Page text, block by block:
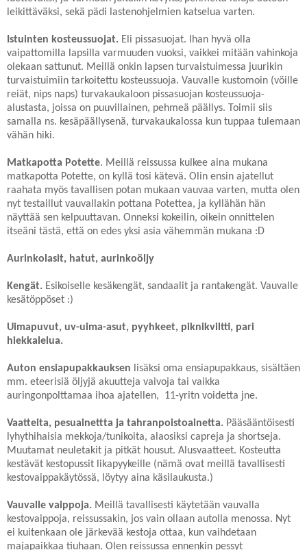
leikittäväksi, sekä pädi lastenohjelmien katselua varten.
Istuinten kosteussuojat. Eli pissasuojat. Ihan hyvä olla
vaipattomilla lapsilla varmuuden vuoksi, vaikkei mitään vahinkoja
olekaan sattunut. Meillä onkin lapsen turvaistuimessa juurikin
turvaistuimiin tarkoitettu kosteussuoja. Vauvalle kustomoin (vöille
reiät, nips naps) turvakaukaloon pissasuojan kosteussuoja-
alustasta, joissa on puuvillainen, pehmeä päällys. Toimii siis
samalla ns. kesäpäällysenä, turvakaukalossa kun tuppaa tulemaan
vähän hiki.
Matkapotta Potette. Meillä reissussa kulkee aina mukana
matkapotta Potette, on kyllä tosi kätevä. Olin ensin ajatellut
raahata myös tavallisen potan mukaan vauvaa varten, mutta olen
nyt testaillut vauvallakin pottana Potettea, ja kyllähän hän
näyttää sen kelpuuttavan. Onneksi kokeilin, oikein onnittelen
itseäni tästä, että on edes yksi asia vähemmän mukana :D
Aurinkolasit, hatut, aurinkoöljy
Kengät. Esikoiselle kesäkengät, sandaalit ja rantakengät. Vauvalle
kesätöppöset :)
Uimapuvut, uv-uima-asut, pyyhkeet, piknikviltti, pari
hiekkalelua.
Auton ensiapupakkauksen lisäksi oma ensiapupakkaus, sisältäen
mm. eteerisiä öljyjä akuutteja vaivoja tai vaikka
auringonpolttamaa ihoa ajatellen, 11-yritn voidetta jne.
Vaatteita, pesuainettta ja tahranpoistoainetta. Pääsääntöisesti
lyhythihaisia mekkoja/tunikoita, alaosiksi capreja ja shortseja.
Muutamat neuletakit ja pitkät housut. Alusvaatteet. Kosteutta
kestävät kestopussit likapyykeille (nämä ovat meillä tavallisesti
kestovaippakäytössä, löytyy aina käsilaukusta.)
Vauvalle vaippoja. Meillä tavallisesti käytetään vauvalla
kestovaippoja, reissussakin, jos vain ollaan autolla menossa. Nyt
ei kuitenkaan ole järkevää kestoja ottaa, kun vaihdetaan
majapaikkaa tiuhaan. Olen reissussa ennenkin pessyt